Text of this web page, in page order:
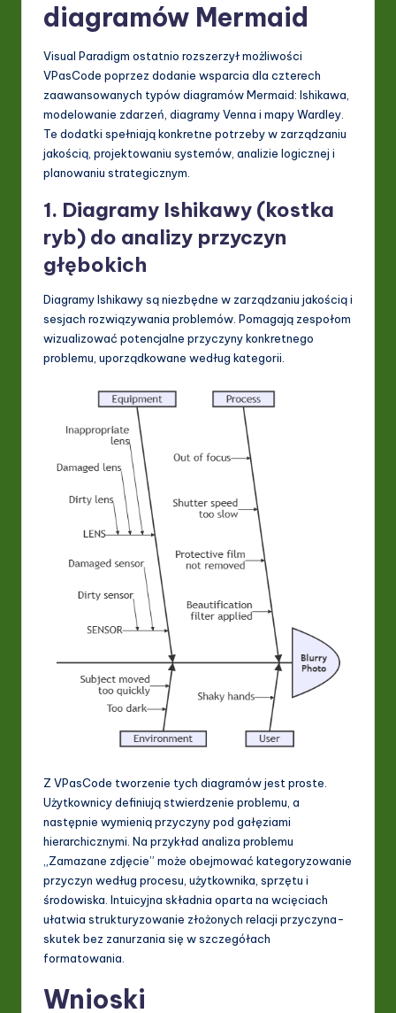
diagramów Mermaid
Visual Paradigm ostatnio rozszerzył możliwości
VPasCode poprzez dodanie wsparcia dla czterech
zaawansowanych typów diagramów Mermaid: Ishikawa,
modelowanie zdarzeń, diagramy Venna i mapy Wardley.
Te dodatki spełniają konkretne potrzeby w zarządzaniu
jakością, projektowaniu systemów, analizie logicznej i
planowaniu strategicznym.
1. Diagramy Ishikawy (kostka
ryb) do analizy przyczyn
głębokich
Diagramy Ishikawy są niezbędne w zarządzaniu jakością i
sesjach rozwiązywania problemów. Pomagają zespołom
wizualizować potencjalne przyczyny konkretnego
problemu, uporządkowane według kategorii.
Z VPasCode tworzenie tych diagramów jest proste.
Użytkownicy definiują stwierdzenie problemu, a
następnie wymienią przyczyny pod gałęziami
hierarchicznymi. Na przykład analiza problemu
„Zamazane zdjęcie” może obejmować kategoryzowanie
przyczyn według procesu, użytkownika, sprzętu i
środowiska. Intuicyjna składnia oparta na wcięciach
ułatwia strukturyzowanie złożonych relacji przyczyna-
skutek bez zanurzania się w szczegółach
formatowania.
Wnioski